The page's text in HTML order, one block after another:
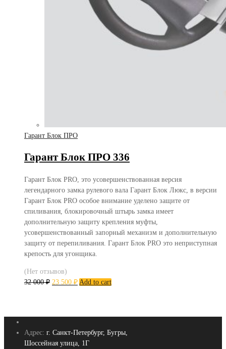
Гарант Блок ПРО
Гарант Блок ПРО 336
Гарант Блок PRO, это усовершенствованная версия
легендарного замка рулевого вала Гарант Блок Люкс, в версии
Гарант Блок PRO особое внимание уделено защите от
спиливания, блокировочный штырь замка имеет
дополнительную защиту крепления муфты,
усовершенствованный запорный механизм и дополнительную
защиту от перепиливания. Гарант Блок PRO это неприступная
крепость для угонщика.
(Нет отзывов)
32 000₽ 23 500 ₽ Add to cart
Адрес: г. Санкт-Петербург, Бугры,
Шоссейная улица, 1Г